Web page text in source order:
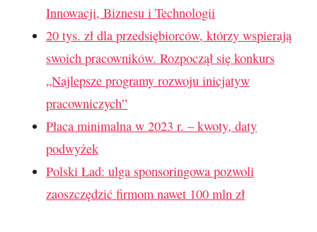
Innowacji, Biznesu i Technologii
20 tys. zł dla przedsiębiorców, którzy wspierają
swoich pracowników. Rozpoczął się konkurs
„Najlepsze programy rozwoju inicjatyw
pracowniczych”
Płaca minimalna w 2023 r. – kwoty, daty
podwyżek
Polski Ład: ulga sponsoringowa pozwoli
zaoszczędzić firmom nawet 100 mln zł